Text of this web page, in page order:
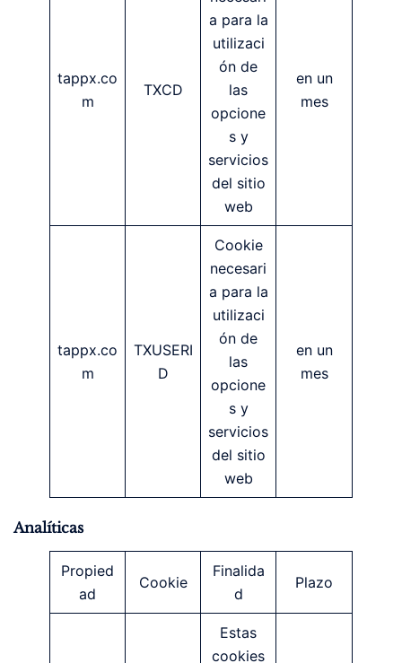
tappx.co
m
TXCD
a para la
utilizaci
ón de
las
opcione
s y
servicios
del sitio
web
en un
mes
tappx.co
m
TXUSERI
D
Cookie
necesari
a para la
utilizaci
ón de
las
opcione
s y
servicios
del sitio
web
en un
mes
Analíticas
Propied
ad
Cookie
Finalida
d
Plazo
Estas
cookies